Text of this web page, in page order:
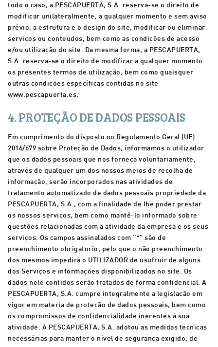
todo o caso, a PESCAPUERTA, S.A. reserva-se o direito de
modificar unilateralmente, a qualquer momento e sem aviso
prévio, a estrutura e o design do site, modificar ou eliminar
serviços ou conteúdos, bem como as condições de acesso
e/ou utilização do site. Da mesma forma, a PESCAPUERTA,
S.A. reserva-se o direito de modificar a qualquer momento
os presentes termos de utilização, bem como quaisquer
outras condições específicas contidas no site
www.pescapuerta.es.
4. PROTEÇÃO DE DADOS PESSOAIS
Em cumprimento do disposto no Regulamento Geral (UE)
2016/679 sobre Proteção de Dados, informamos o utilizador
que os dados pessoais que nos forneça voluntariamente,
através de qualquer um dos nossos meios de recolha de
informação, serão incorporados nas atividades de
tratamento automatizado de dados pessoais propriedade da
PESCAPUERTA, S.A., com a finalidade de lhe poder prestar
os nossos serviços, bem como mantê-lo informado sobre
questões relacionadas com a atividade da empresa e os seus
serviços. Os campos assinalados com “*” são de
preenchimento obrigatório, pelo que o não preenchimento
dos mesmos impedirá o UTILIZADOR de usufruir de alguns
dos Serviços e informações disponibilizados no site. Os
dados nele contidos serão tratados de forma confidencial. A
PESCAPUERTA, S.A. cumpre integralmente a legislação em
vigor em matéria de proteção de dados pessoais, bem como
os compromissos de confidencialidade inerentes à sua
atividade. A PESCAPUERTA, S.A. adotou as medidas técnicas
necessárias para manter o nível de segurança exigido, de